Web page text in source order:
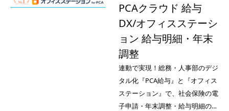
PCAクラウド 給与
DX/オフィスステーシ
ョン 給与明細・年末
調整
連動で実現！総務・人事部のデジ
タル化『PCA給与』と『オフィス
ステーション』で、社会保険の電
子申請・年末調整・給与明細の…